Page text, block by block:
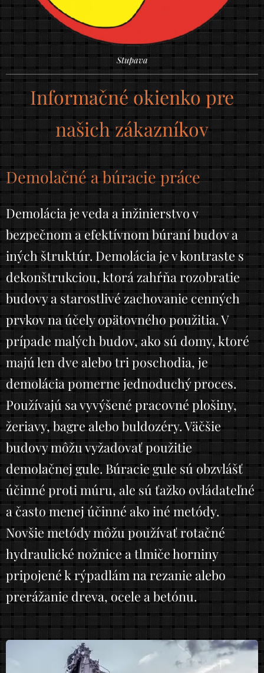
Stupava
Informačné okienko pre
našich zákazníkov
Demolačné a búracie práce
Demolácia je veda a inžinierstvo v
bezpečnom a efektívnom búraní budov a
iných štruktúr. Demolácia je v kontraste s
dekonštrukciou, ktorá zahŕňa rozobratie
budovy a starostlivé zachovanie cenných
prvkov na účely opätovného použitia. V
prípade malých budov, ako sú domy, ktoré
majú len dve alebo tri poschodia, je
demolácia pomerne jednoduchý proces.
Používajú sa vyvýšené pracovné plošiny,
žeriavy, bagre alebo buldozéry. Väčšie
budovy môžu vyžadovať použitie
demolačnej gule. Búracie gule sú obzvlášť
účinné proti múru, ale sú ťažko ovládateľné
a často menej účinné ako iné metódy.
Novšie metódy môžu používať rotačné
hydraulické nožnice a tlmiče horniny
pripojené k rýpadlám na rezanie alebo
prerážanie dreva, ocele a betónu.